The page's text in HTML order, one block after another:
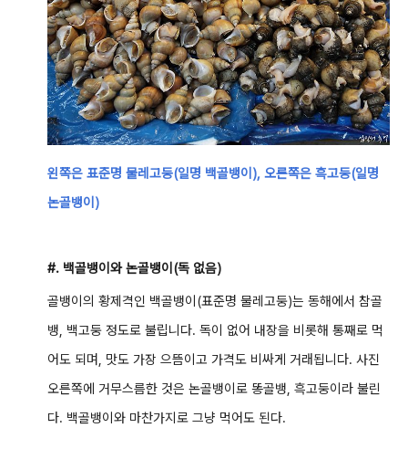
왼쪽은 표준명 물레고둥(일명 백골뱅이), 오른쪽은 흑고둥(일명
논골뱅이)
#. 백골뱅이와 논골뱅이(독 없음)
골뱅이의 황제격인 백골뱅이(표준명 물레고둥)는 동해에서 참골
뱅, 백고둥 정도로 불립니다. 독이 없어 내장을 비롯해 통째로 먹
어도 되며, 맛도 가장 으뜸이고 가격도 비싸게 거래됩니다. 사진
오른쪽에 거무스름한 것은 논골뱅이로 똥골뱅, 흑고둥이라 불린
다. 백골뱅이와 마찬가지로 그냥 먹어도 된다.